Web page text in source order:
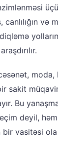
və
sakit
Bu
deyil,
bir vasitəsi